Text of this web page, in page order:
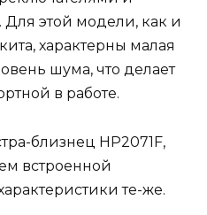
этой модели, как и
характерны малая
шума, что делает
в работе.
близнец HP2071F,
встроенной
те-же.